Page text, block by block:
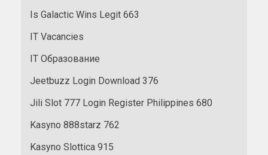
Is Galactic Wins Legit 663
IT Vacancies
IT Образование
Jeetbuzz Login Download 376
Jili Slot 777 Login Register Philippines 680
Kasyno 888starz 762
Kasyno Slottica 915